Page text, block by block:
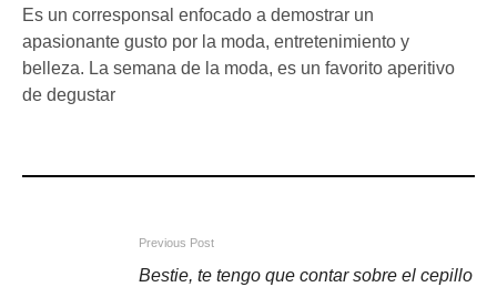
Es un corresponsal enfocado a demostrar un
apasionante gusto por la moda, entretenimiento y
belleza. La semana de la moda, es un favorito aperitivo
de degustar
Previous Post
Bestie, te tengo que contar sobre el cepillo